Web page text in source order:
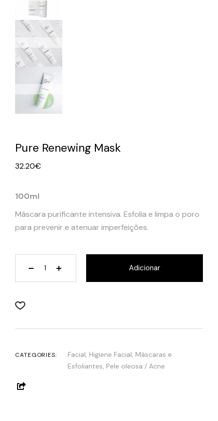
Pure Renewing Mask
32.20€
100ml
Máscara purificante intensiva. Esfolia e limpa o poro
para prevenir e atenuar imperfeições.
Adicionar
CATEGORIES: Facial Higiene Facial Máscaras e
Esfoliantes Pele oleosa / Acne